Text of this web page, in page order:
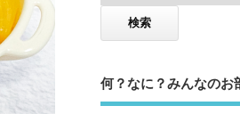
何？なに？みんなのお